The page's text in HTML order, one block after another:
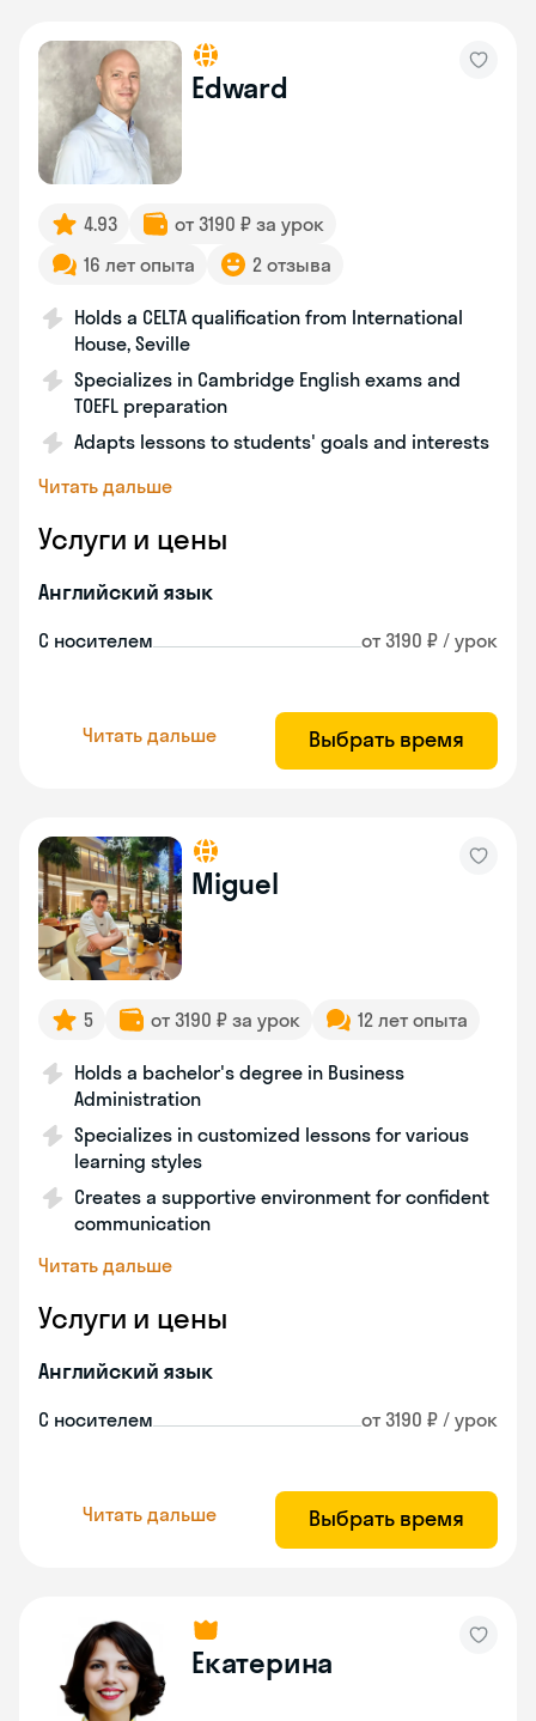
Edward
4.93
от 3190 ₽ за урок
16 лет опыта
2 отзыва
Holds a CELTA qualification from International
House, Seville
Specializes in Cambridge English exams and
TOEFL preparation
Adapts lessons to students' goals and interests
Читать дальше
Услуги и цены
Английский язык
С носителем от 3190 ₽ / урок
Читать дальше Выбрать время
Miguel
5 от 3190 ₽ за урок 12 лет опыта
Holds a bachelor's degree in Business
Administration
Specializes in customized lessons for various
learning styles
Creates a supportive environment for confident
communication
Читать дальше
Услуги и цены
Английский язык
С носителем от 3190 ₽ / урок
Читать дальше Выбрать время
Екатерина